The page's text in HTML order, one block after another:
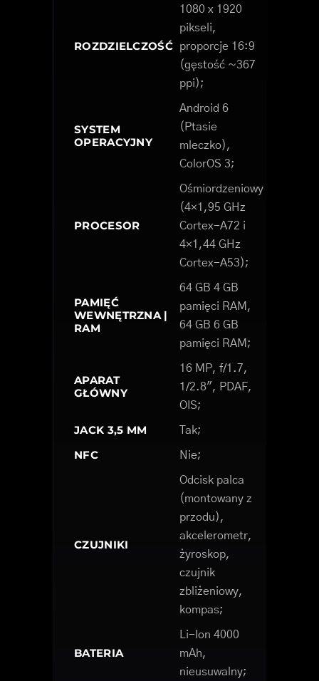
ROZDZIELCZOŚĆ
1080 x 1920
pikseli,
proporcje 16:9
(gęstość ~367
ppi);
SYSTEM
OPERACYJNY
Android 6
(Ptasie
mleczko),
ColorOS 3;
PROCESOR
Ośmiordzeniowy
(4×1,95 GHz
Cortex-A72 i
4×1,44 GHz
Cortex-A53);
PAMIĘĆ
WEWNĘTRZNA |
RAM
64 GB 4 GB
pamięci RAM,
64 GB 6 GB
pamięci RAM;
APARAT
GŁÓWNY
16 MP, f/1.7,
1/2.8", PDAF,
OIS;
JACK 3,5 MM Tak;
NFC Nie;
CZUJNIKI
Odcisk palca
(montowany z
przodu),
akcelerometr,
żyroskop,
czujnik
zbliżeniowy,
kompas;
BATERIA
Li-Ion 4000
mAh,
nieusuwalny;